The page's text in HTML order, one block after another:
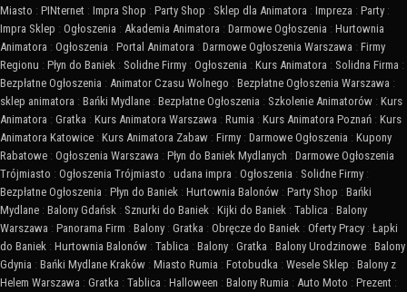
Miasto : PINternet : Impra Shop : Party Shop : Sklep dla Animatora : Impreza : Party :
Impra Sklep : Ogłoszenia : Akademia Animatora : Darmowe Ogłoszenia : Hurtownia
Animatora : Ogłoszenia : Portal Animatora : Darmowe Ogłoszenia Warszawa : Firmy
Regionu : Płyn do Baniek : Solidne Firmy : Ogłoszenia : Kurs Animatora : Solidna Firma :
Bezpłatne Ogłoszenia : Animator Czasu Wolnego : Bezpłatne Ogłoszenia Warszawa :
sklep animatora : Bańki Mydlane : Bezpłatne Ogłoszenia : Szkolenie Animatorów : Kurs
Animatora : Gratka : Kurs Animatora Warszawa : Rumia : Kurs Animatora Poznań : Kurs
Animatora Katowice : Kurs Animatora Zabaw : Firmy : Darmowe Ogłoszenia : Kupony
Rabatowe : Ogłoszenia Warszawa : Płyn do Baniek Mydlanych : Darmowe Ogłoszenia
Trójmiasto : Ogłoszenia Trójmiasto : udana impra : Ogłoszenia : Solidne Firmy :
Bezpłatne Ogłoszenia : Płyn do Baniek : Hurtownia Balonów : Party Shop : Bańki
Mydlane : Balony Gdańsk : Sznurki do Baniek : Kijki do Baniek : Tablica : Balony
Warszawa : Panorama Firm : Balony : Gratka : Obręcze do Baniek : Oferty Pracy : Łapki
do Baniek : Hurtownia Balonów : Tablica : Balony : Gratka : Balony Urodzinowe : Balony
Gdynia : Bańki Mydlane Kraków : Miasto Rumia : Fotobudka : Wesele Sklep : Balony z
Helem Warszawa : Gratka : Tablica : Halloween : Balony Rumia : Auto Moto : Prezent :